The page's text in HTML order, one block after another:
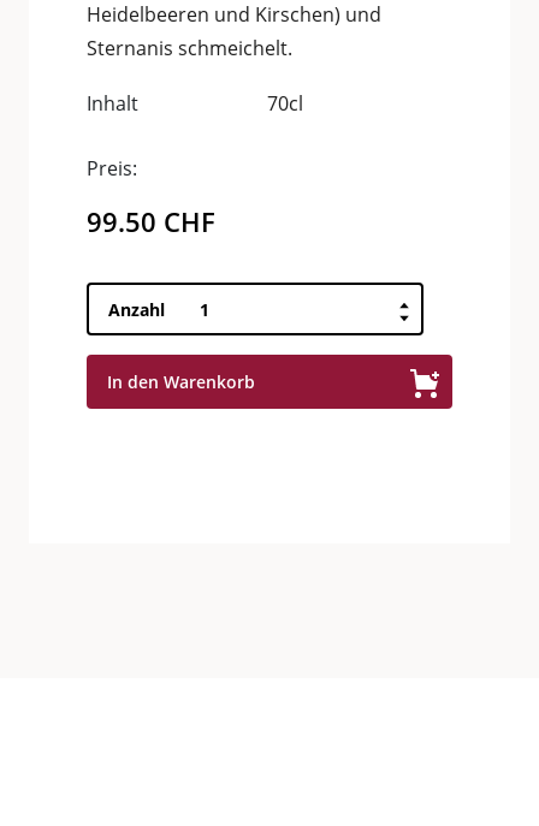
Heidelbeeren und Kirschen) und
Sternanis schmeichelt.
Inhalt 70cl
Preis:
99.50 CHF
Anzahl
Ardbeg
Corryvreckan
57.1°
Menge
In den Warenkorb